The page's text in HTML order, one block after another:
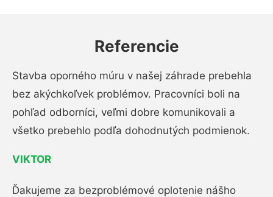
Referencie
Stavba oporného múru v našej záhrade prebehla
bez akýchkoľvek problémov. Pracovníci boli na
pohľad odborníci, veľmi dobre komunikovali a
všetko prebehlo podľa dohodnutých podmienok.
VIKTOR
Ďakujeme za bezproblémové oplotenie nášho